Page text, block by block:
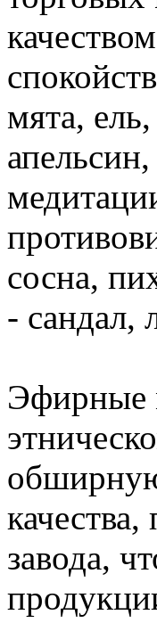
мята,
сосна,
- сандал,
Эфирные
завода,